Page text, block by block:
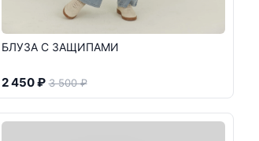
БЛУЗА С ЗАЩИПАМИ
2 450 ₽ 3 500 ₽